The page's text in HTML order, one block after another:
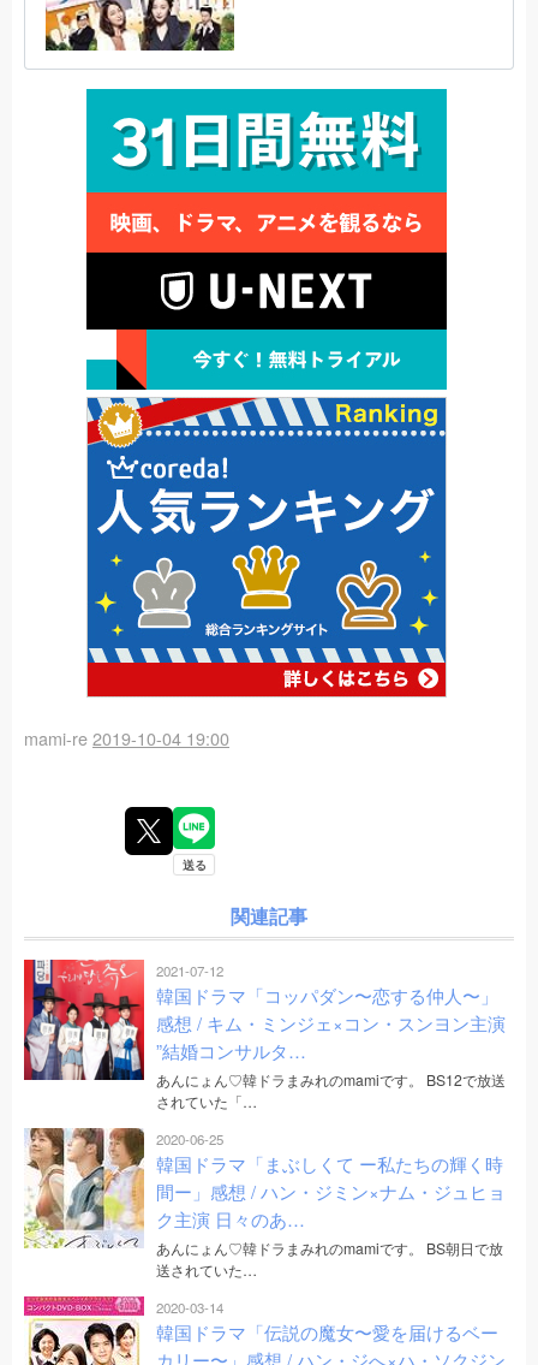
mami-re2019-10-04 19:00
関連記事
2021-07-12
韓国ドラマ「コッパダン〜恋する仲人〜」
感想 / キム・ミンジェ×コン・スンヨン主演
”結婚コンサルタ…
あんにょん♡韓ドラまみれのmamiです。 BS12で放送
されていた「…
2020-06-25
韓国ドラマ「まぶしくて ー私たちの輝く時
間ー」感想 / ハン・ジミン×ナム・ジュヒョ
ク主演 日々のあ…
あんにょん♡韓ドラまみれのmamiです。 BS朝日で放
送されていた…
2020-03-14
韓国ドラマ「伝説の魔女〜愛を届けるベー